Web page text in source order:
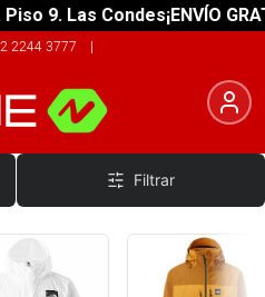
Las Condes¡ENVÍO
2244 3777 |
Filtrar